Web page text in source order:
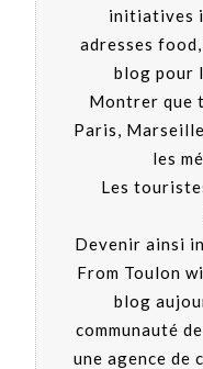
initiatives
adresses
blog pour
Montrer que
Paris,
les
Les
Devenir ainsi
From Toulon
blog
communauté
une agence de